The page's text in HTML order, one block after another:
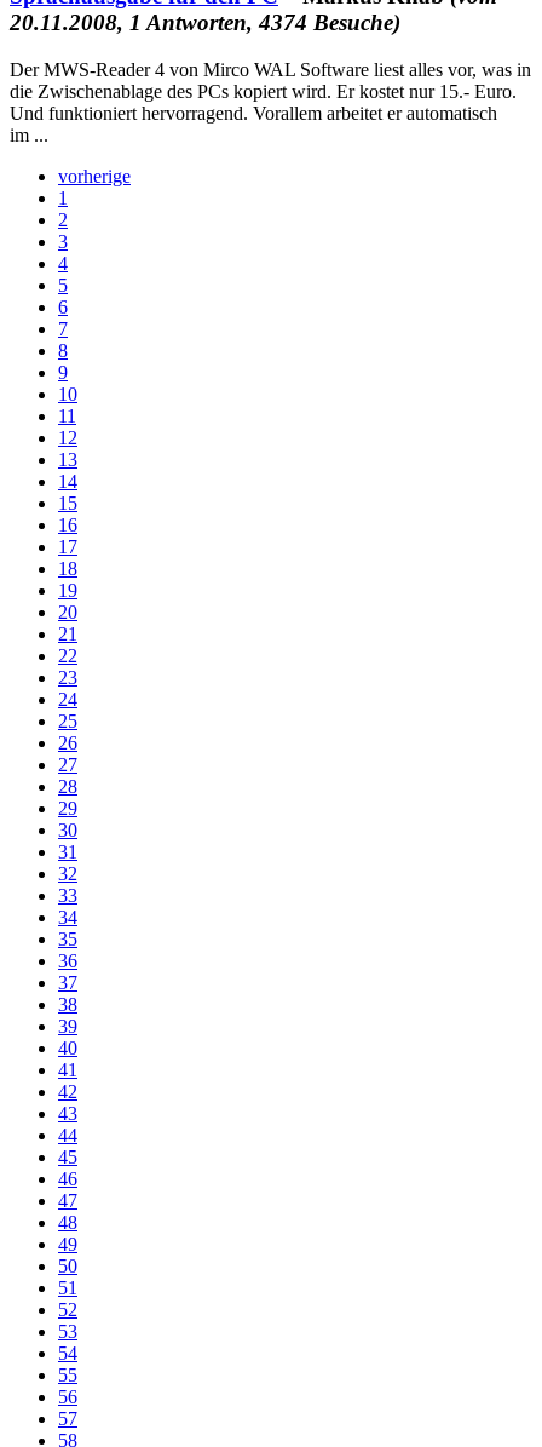
20.11.2008, 1 Antworten, 4374 Besuche)
Der MWS-Reader 4 von Mirco WAL Software liest alles vor, was in
die Zwischenablage des PCs kopiert wird. Er kostet nur 15.- Euro.
Und funktioniert hervorragend. Vorallem arbeitet er automatisch
im ...
vorherige
1
2
3
4
5
6
7
8
9
10
11
12
13
14
15
16
17
18
19
20
21
22
23
24
25
26
27
28
29
30
31
32
33
34
35
36
37
38
39
40
41
42
43
44
45
46
47
48
49
50
51
52
53
54
55
56
57
58